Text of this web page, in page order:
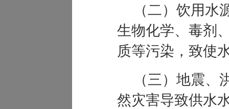
（二）饮用水
生物化学、毒剂
质等污染，致使
（三）地震、
然灾害导致供水